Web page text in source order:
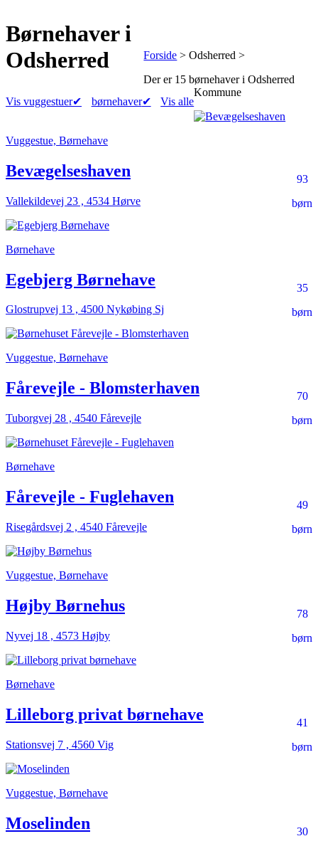
Børnehaveri
Odsherred
Vis vuggestuer✔ børnehaver✔ Vis alle
Forside > Odsherred >
Der er 15 børnehaveri Odsherred
Kommune
Vuggestue, Børnehave
93
børn
Bevægelseshaven
Vallekildevej 23 , 4534 Hørve
Børnehave
35
børn
Egebjerg Børnehave
Glostrupvej 13 , 4500 Nykøbing Sj
Vuggestue, Børnehave
70
børn
Fårevejle - Blomsterhaven
Tuborgvej 28 , 4540 Fårevejle
Børnehave
49
børn
Fårevejle - Fuglehaven
Risegårdsvej 2 , 4540 Fårevejle
Vuggestue, Børnehave
78
børn
Højby Børnehus
Nyvej 18 , 4573 Højby
Børnehave
41
børn
Lilleborg privat børnehave
Stationsvej 7 , 4560 Vig
Vuggestue, Børnehave
30
Moselinden